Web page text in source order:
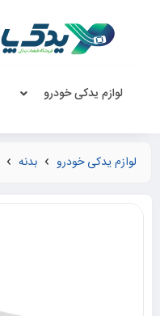
لوازم یدکی خودرو
لوازم یدکی خودرو بدنه